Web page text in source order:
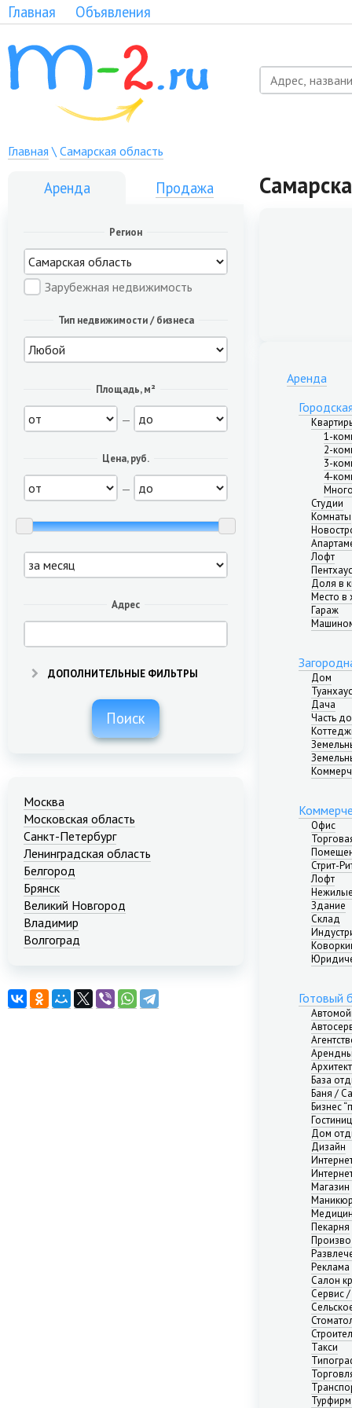
Главная Объявления
Главная \ Самарская область
Аренда Продажа
Регион
Зарубежная недвижимость
Тип недвижимости / бизнеса
Площадь, м²
—
Цена, руб.
—
Адрес
ДОПОЛНИТЕЛЬНЫЕ ФИЛЬТРЫ
Поиск
Москва
Московская область
Санкт-Петербург
Ленинградская область
Белгород
Брянск
Великий Новгород
Владимир
Волгоград
Казань
Калининград
Аренда
1-
2-
3-
4-
Студии
Комнаты
Лофт
Пентхаус
Доля в
Место в
Гараж
Дом
Туанхаус
Дача
Часть
Офис
Стрит-
Лофт
Здание
Склад
Готовый
База
Баня /
Бизнес
Дом
Дизайн
Магазин
Пекарня
Реклама
Салон
Сервис /
Такси